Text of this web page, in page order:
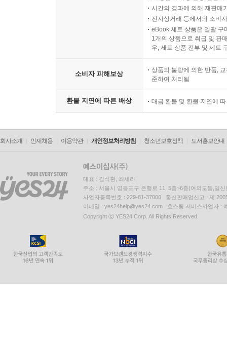
시간의 경과에 의해 재판매
전자상거래 등에서의 소비
eBook 세트 상품은 일괄 구
1개의 상품으로 취급 및 판
우, 세트 상품 전부 및 세트
소비자 피해보상
상품의 불량에 의한 반품,
준하여 처리됨
환불 지연에 따른 배상 대금 환불 및 환불 지연에
회사소개 인재채용 이용약관 개인정보처리방침 청소년보호정책 도서홍보안내
대표 : 김석환, 최세라
주소 : 서울시 영등포구 은행로 11, 5층~6층(여의도동,일신
사업자등록번호 : 229-81-37000 통신판매업신고 : 제
이메일 : yes24help@yes24.com 호스팅 서비스사업자 :
Copyright ⓒ YES24 Corp. All Rights Reserved.